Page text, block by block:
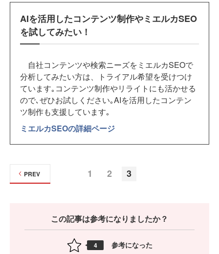
AIを活用したコンテンツ制作やミエルカSEO
を試してみたい！
自社コンテンツや検索ニーズをミエルカSEOで
分析してみたい方は、トライアル希望を受けつけ
ています｡コンテンツ制作やリライトにも活かせる
ので､ぜひお試しください｡AIを活用したコンテン
ツ制作も支援しています｡
ミエルカSEOの詳細ページ
1 2 3
PREV
この記事は参考になりましたか？
4 参考になった